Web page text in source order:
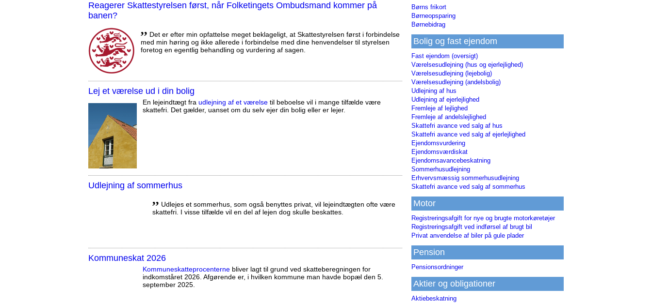
Reagerer Skattestyrelsen først, når Folketingets Ombudsmand kommer på
banen?
,, Det er efter min opfattelse meget beklageligt, at Skattestyrelsen først i forbindelse
med min høring og ikke allerede i forbindelse med dine henvendelser til styrelsen
foretog en egentlig behandling og vurdering af sagen.
Lej et værelse ud i din bolig
En lejeindtægt fra udlejning af et værelse til beboelse vil i mange tilfælde være
skattefri. Det gælder, uanset om du selv ejer din bolig eller er lejer.
Udlejning af sommerhus
,, Udlejes et sommerhus, som også benyttes privat, vil lejeindtægten ofte være
skattefri. I visse tilfælde vil en del af lejen dog skulle beskattes.
Kommuneskat 2026
Kommuneskatte­procenterne bliver lagt til grund ved skatteberegningen for
indkomståret 2026. Afgørende er, i hvilken kommune man havde bopæl den 5.
september 2025.
Børns frikort
Børneopsparing
Børnebidrag
Bolig og fast ejendom
Fast ejendom (oversigt)
Værelsesudlejning (hus og ejerlejlighed)
Værelsesudlejning (lejebolig)
Værelsesudlejning (andelsbolig)
Udlejning af hus
Udlejning af ejerlejlighed
Fremleje af lejlighed
Fremleje af andelslejlighed
Skattefri avance ved salg af hus
Skattefri avance ved salg af ejerlejlighed
Ejendomsvurdering
Ejendomsværdiskat
Ejendomsavancebeskatning
Sommerhusudlejning
Erhvervsmæssig sommerhusudlejning
Skattefri avance ved salg af sommerhus
Motor
Registreringsafgift for nye og brugte motorkøretøjer
Registreringsafgift ved indførsel af brugt bil
Privat anvendelse af biler på gule plader
Pension
Pensionsordninger
Aktier og obligationer
Aktiebeskatning